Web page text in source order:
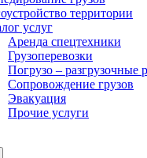
территории
услуг
Аренда спецтехники
Грузоперевозки
Погрузо – разгрузочные
Сопровождение грузов
Эвакуация
Прочие услуги